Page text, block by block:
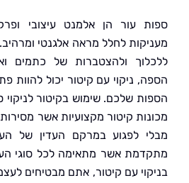
עור הן אלמנט עיצובי ופרקטי
לחלל מראה אלגנטי ומרהיב. עם
ולהצטברות של כתמים ואבק.
ניקוי עם קיטור יכול להוות פתרון
שלכם. שימוש בקיטור לניקוי ספות
קיטור מקצועיות אשר מסירות כתמים
לפגוע במרקם העדין של העור.
אשר מתאימה לכל סוגי העור.
עם קיטור, אתם מבטיחים לעצמכם ספה